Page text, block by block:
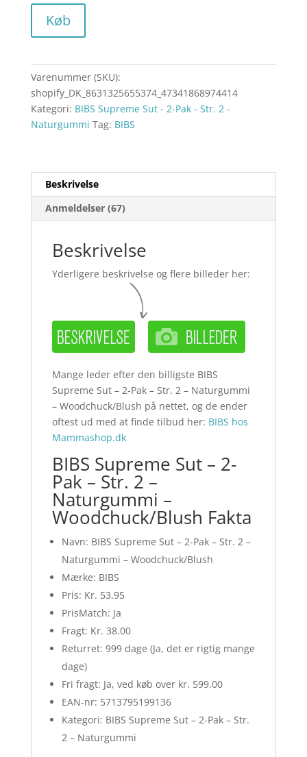
Køb
Varenummer (SKU):
shopify_DK_8631325655374_47341868974414
Kategori: BIBS Supreme Sut - 2-Pak - Str. 2 -
Naturgummi Tag: BIBS
Beskrivelse
Anmeldelser (67)
Beskrivelse
Yderligere beskrivelse og flere billeder her:
Mange leder efter den billigste BIBS
Supreme Sut – 2-Pak – Str. 2 – Naturgummi
– Woodchuck/Blush på nettet, og de ender
oftest ud med at finde tilbud her: BIBS hos
Mammashop.dk
BIBS Supreme Sut – 2-
Pak – Str. 2 –
Naturgummi –
Woodchuck/Blush Fakta
Navn: BIBS Supreme Sut – 2-Pak – Str. 2 –
Naturgummi – Woodchuck/Blush
Mærke: BIBS
Pris: Kr. 53.95
PrisMatch: Ja
Fragt: Kr. 38.00
Returret: 999 dage (Ja, det er rigtig mange
dage)
Fri fragt: Ja, ved køb over kr. 599.00
EAN-nr: 5713795199136
Kategori: BIBS Supreme Sut – 2-Pak – Str.
2 – Naturgummi